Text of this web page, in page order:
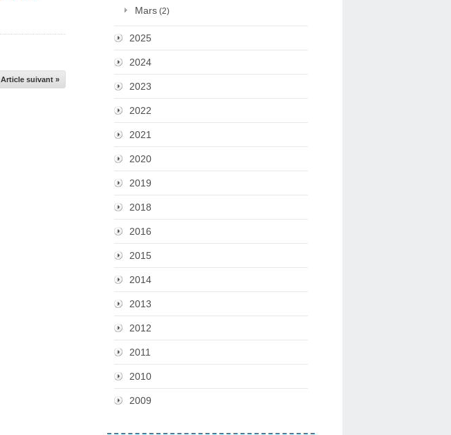
Article suivant »
Mars (2)
2025
2024
2023
2022
2021
2020
2019
2018
2016
2015
2014
2013
2012
2011
2010
2009